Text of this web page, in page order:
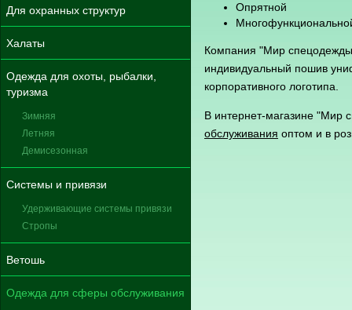
Для охранных структур
Халаты
Одежда для охоты, рыбалки,
туризма
Зимняя
Летняя
Демисезонная
Системы и привязи
Удерживающие системы привязи
Стропы
Ветошь
Одежда для сферы обслуживания
Опрятной
Компания "Мир спецодежды"
индивидуальный пошив
корпоративного логотипа.
В интернет-магазине "Мир
обслуживания оптом и в